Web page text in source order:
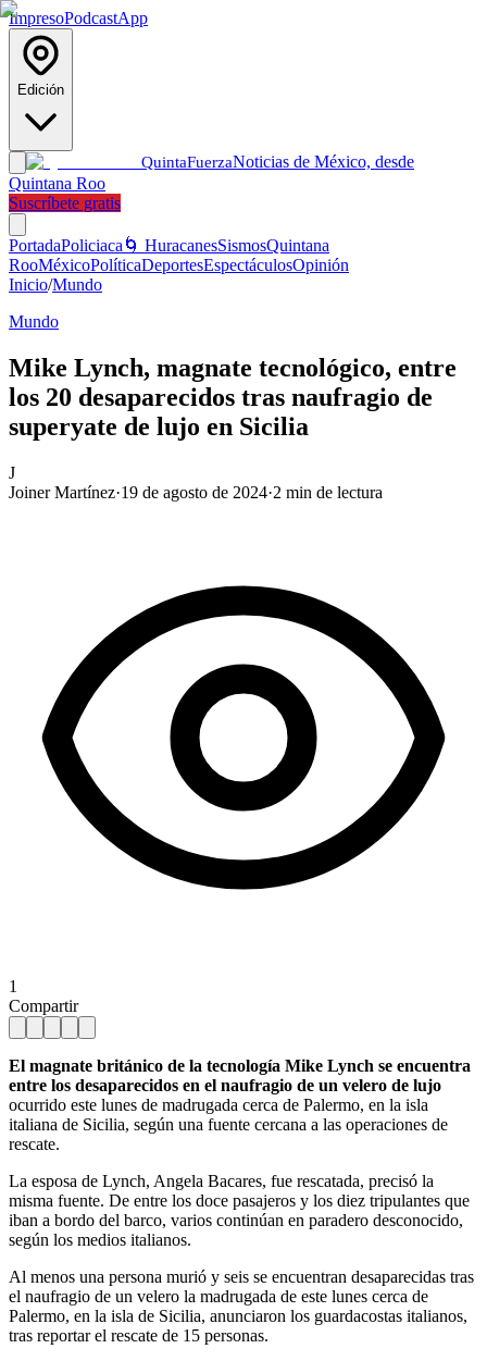
ImpresoPodcastApp
Edición
QuintaFuerzaNoticias de México, desde
Quintana Roo
Suscríbete gratis
PortadaPoliciaca 🌀 HuracanesSismosQuintana
RooMéxicoPolíticaDeportesEspectáculosOpinión
Inicio/Mundo
Mundo
Mike Lynch, magnate tecnológico, entre
los 20 desaparecidos tras naufragio de
superyate de lujo en Sicilia
J
Joiner Martínez·19 de agosto de 2024·2 min de lectura
1
Compartir
El magnate británico de la tecnología Mike Lynch se encuentra
entre los desaparecidos en el naufragio de un velero de lujo
ocurrido este lunes de madrugada cerca de Palermo, en la isla
italiana de Sicilia, según una fuente cercana a las operaciones de
rescate.
La esposa de Lynch, Angela Bacares, fue rescatada, precisó la
misma fuente. De entre los doce pasajeros y los diez tripulantes que
iban a bordo del barco, varios continúan en paradero desconocido,
según los medios italianos.
Al menos una persona murió y seis se encuentran desaparecidas tras
el naufragio de un velero la madrugada de este lunes cerca de
Palermo, en la isla de Sicilia, anunciaron los guardacostas italianos,
tras reportar el rescate de 15 personas.